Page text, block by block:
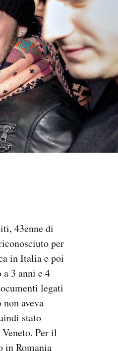
43enne di
per
in Italia e poi
3 anni e 4
legati
aveva
stato
Per il
in Romania